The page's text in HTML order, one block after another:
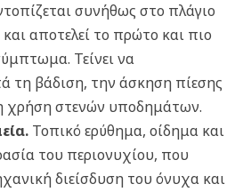
συνήθως στο πλάγιο
αποτελεί το πρώτο και πιο
Τείνει να
τη βάδιση, την άσκηση πίεσης
χρήση στενών υποδημάτων.
Τοπικό ερύθημα, οίδημα και
του περιονυχίου, που
διείσδυση του όνυχα και